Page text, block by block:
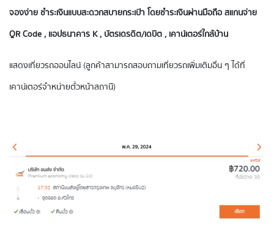
จองง่าย ชำระเงินแบบสะดวกสบายกระเป๋า โดยชำระเงินผ่านมือถือ สแกนจ่าย
QR Code , แอปธนาคาร K , บัตรเดรดิต/เดบิต , เคาน์เตอร์ใกล้บ้าน
แสดงเที่ยวรถออนไลน์ (ลูกค้าสามารถสอบถามเที่ยวรถเพิ่มเติมอื่น ๆ ได้ที่
เคาน์เตอร์จำหน่ายตั๋วหน้าสถานี)